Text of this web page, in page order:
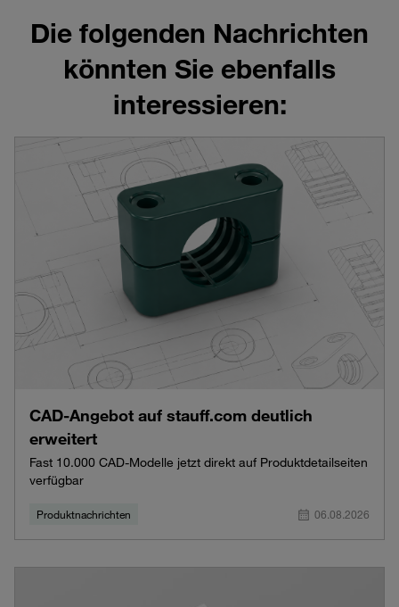
Die folgenden Nachrichten
könnten Sie ebenfalls
interessieren:
CAD-Angebot auf stauff.com deutlich
erweitert
Fast 10.000 CAD-Modelle jetzt direkt auf Produktdetailseiten
verfügbar
Produktnachrichten 06.08.2026